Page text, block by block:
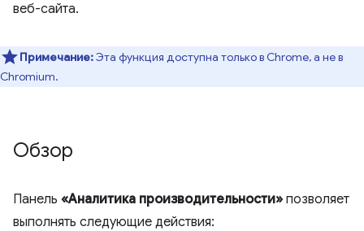
веб-сайта.
Примечание:Эта функция доступна только в Chrome, а не в
Chromium.
Обзор
Панель «Аналитика производительности» позволяет
выполнять следующие действия: